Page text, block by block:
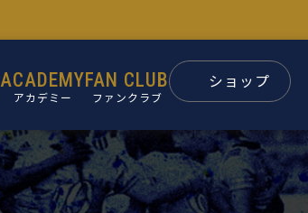
ACADEMY
アカデミー
FAN CLUB
ファンクラブ
ショップ